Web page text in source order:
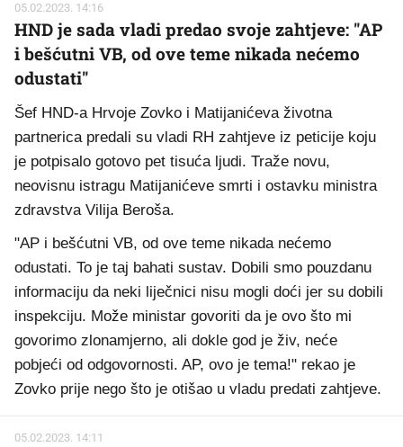
05.02.2023. 14:16
HND je sada vladi predao svoje zahtjeve: "AP
i bešćutni VB, od ove teme nikada nećemo
odustati"
Šef HND-a Hrvoje Zovko i Matijanićeva životna
partnerica predali su vladi RH zahtjeve iz peticije koju
je potpisalo gotovo pet tisuća ljudi. Traže novu,
neovisnu istragu Matijanićeve smrti i ostavku ministra
zdravstva Vilija Beroša.
"AP i bešćutni VB, od ove teme nikada nećemo
odustati. To je taj bahati sustav. Dobili smo pouzdanu
informaciju da neki liječnici nisu mogli doći jer su dobili
inspekciju. Može ministar govoriti da je ovo što mi
govorimo zlonamjerno, ali dokle god je živ, neće
pobjeći od odgovornosti. AP, ovo je tema!" rekao je
Zovko prije nego što je otišao u vladu predati zahtjeve.
05.02.2023. 14:11